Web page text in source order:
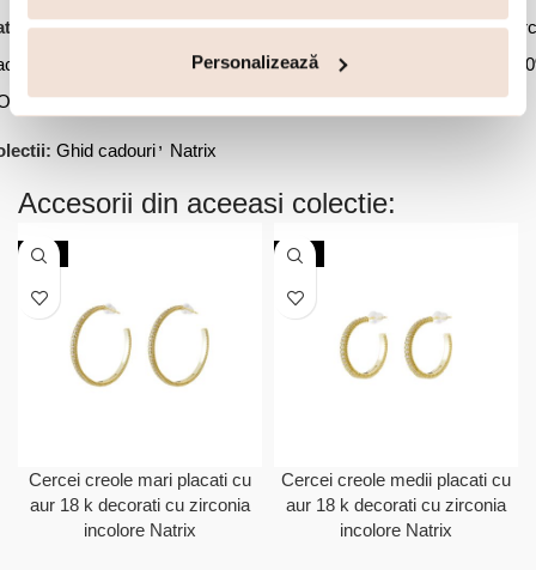
Personalizează
Bijuterii dama, Cercei, Cercei cu tortita, Cercei lungi,
cu aur
Cercei statement, Oferte Speciale
Oferte Speciale -
lunii, Party & Events
Ghid cadouri, Natrix
Accesorii din aceeasi colectie:
NOU
Cercei creole mari placati cu
aur 18 k decorati cu zirconia
incolore Natrix
NOU
Cercei creole medii placati cu
aur 18 k decorati cu zirconia
incolore Natrix